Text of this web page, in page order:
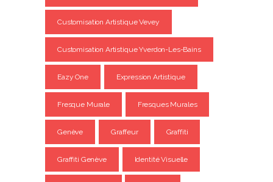
Customisation Artistique Vevey
Customisation Artistique Yverdon-Les-Bains
Eazy One Expression Artistique
Fresque Murale Fresques Murales
Genève Graffeur Graffiti
Graffiti Genève Identité Visuelle